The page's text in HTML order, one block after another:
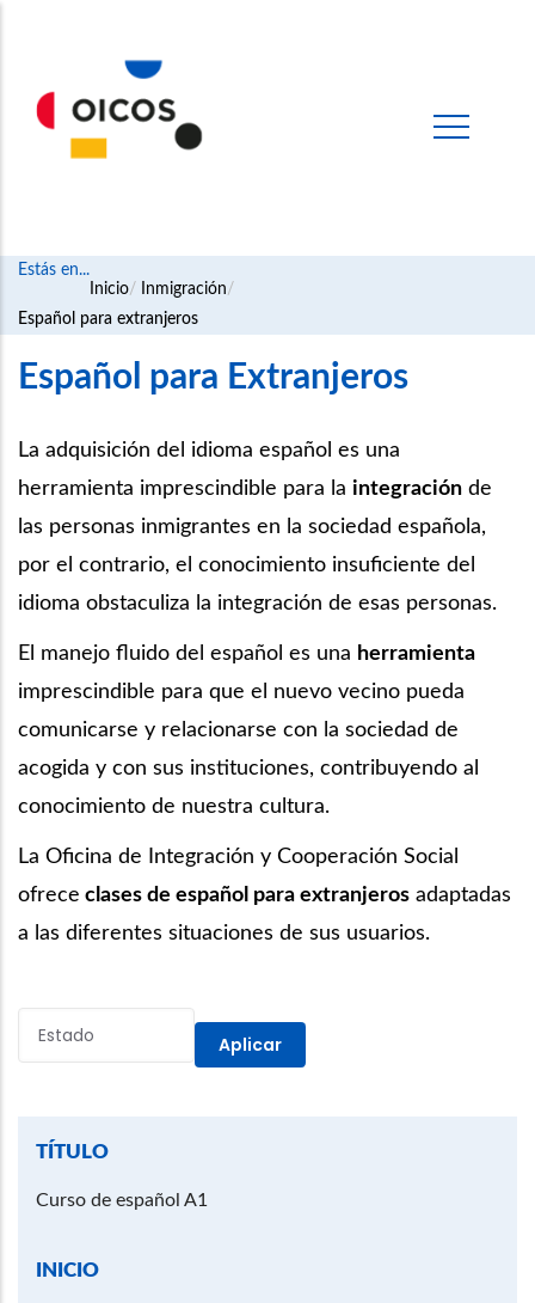
Estás en...
Ruta
de
navegación
Inicio
Inmigración
Español para extranjeros
Español para Extranjeros
La adquisición del idioma español es una
herramienta imprescindible para la integración de
las personas inmigrantes en la sociedad española,
por el contrario, el conocimiento insuficiente del
idioma obstaculiza la integración de esas personas.
El manejo fluido del español es una herramienta
imprescindible para que el nuevo vecino pueda
comunicarse y relacionarse con la sociedad de
acogida y con sus instituciones, contribuyendo al
conocimiento de nuestra cultura.
La Oficina de Integración y Cooperación Social
ofrece clases de español para extranjeros adaptadas
a las diferentes situaciones de sus usuarios.
Curso de español A1